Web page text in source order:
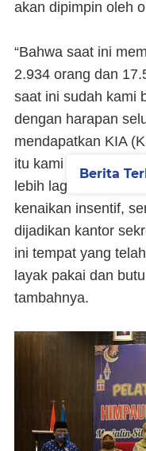
akan dipimpin oleh
“Bahwa saat ini
2.934 orang dan
saat ini sudah kami
dengan harapan
mendapatkan KIA
itu kami juga
lebih lagi dari
kenaikan insentif,
dijadikan kantor
ini tempat yang
layak pakai dan
tambahnya.
Berita